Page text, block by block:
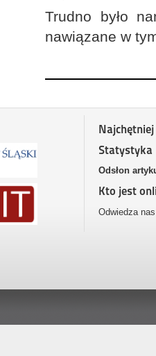
Trudno było
nawiązane w
Statystyka
Odsłon
Kto jest
Odwiedza